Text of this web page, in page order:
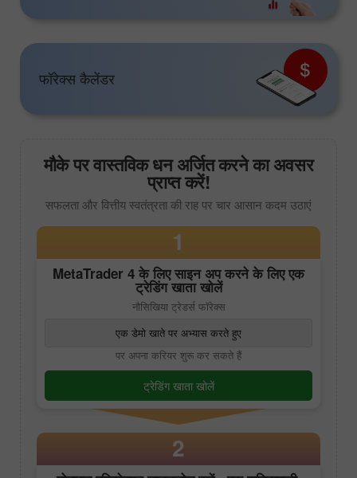
फॉरेक्स कैलेंडर
मौके पर वास्तविक धन अर्जित करने का अवसर
प्राप्त करें!
सफलता और वित्तीय स्वतंत्रता की राह पर चार आसान कदम उठाएं
1
MetaTrader 4 के लिए साइन अप करने के लिए एक
ट्रेडिंग खाता खोलें
नौसिखिया ट्रेडर्स फॉरेक्स
एक डेमो खाते पर अभ्यास करते हुए
पर अपना करियर शुरू कर सकते हैं
ट्रेडिंग खाता खोलें
2